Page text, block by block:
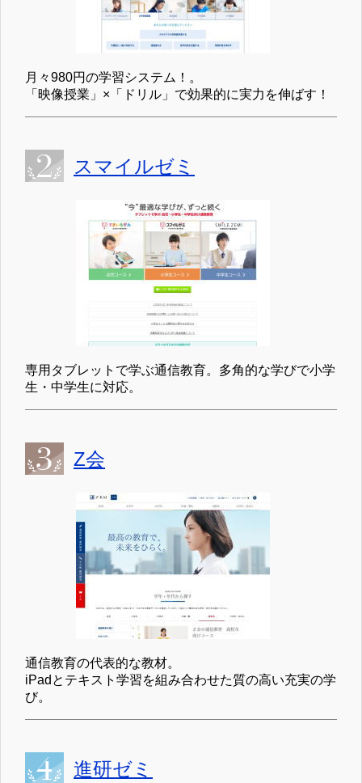
月々980円の学習システム！。
「映像授業」×「ドリル」で効果的に実力を伸ばす！
スマイルゼミ
専用タブレットで学ぶ通信教育。多角的な学びで小学
生・中学生に対応。
Z会
通信教育の代表的な教材。
iPadとテキスト学習を組み合わせた質の高い充実の学
び。
進研ゼミ